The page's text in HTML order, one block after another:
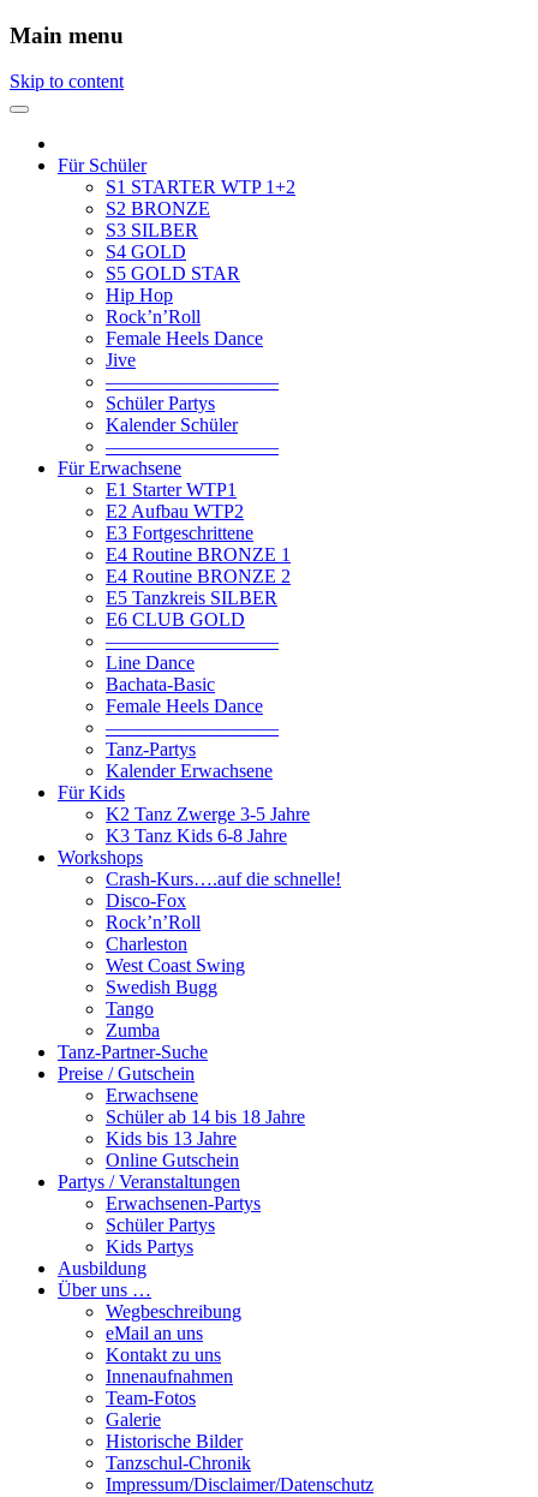
Main menu
Skip to content
Für Schüler
S1 STARTER WTP 1+2
S2 BRONZE
S3 SILBER
S4 GOLD
S5 GOLD STAR
Hip Hop
Rock’n’Roll
Female Heels Dance
Jive
—————————
Schüler Partys
Kalender Schüler
—————————
Für Erwachsene
E1 Starter WTP1
E2 Aufbau WTP2
E3 Fortgeschrittene
E4 Routine BRONZE 1
E4 Routine BRONZE 2
E5 Tanzkreis SILBER
E6 CLUB GOLD
—————————
Line Dance
Bachata-Basic
Female Heels Dance
—————————
Tanz-Partys
Kalender Erwachsene
Für Kids
K2 Tanz Zwerge 3-5 Jahre
K3 Tanz Kids 6-8 Jahre
Workshops
Crash-Kurs….auf die schnelle!
Disco-Fox
Rock’n’Roll
Charleston
West Coast Swing
Swedish Bugg
Tango
Zumba
Tanz-Partner-Suche
Preise / Gutschein
Erwachsene
Schüler ab 14 bis 18 Jahre
Kids bis 13 Jahre
Online Gutschein
Partys / Veranstaltungen
Erwachsenen-Partys
Schüler Partys
Kids Partys
Ausbildung
Über uns …
Wegbeschreibung
eMail an uns
Kontakt zu uns
Innenaufnahmen
Team-Fotos
Galerie
Historische Bilder
Tanzschul-Chronik
Impressum/Disclaimer/Datenschutz